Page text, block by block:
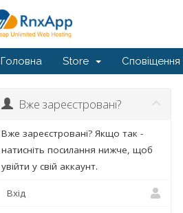
Головна Store Сповіщення
Вже зареєстровані?
Вже зареєстровані? Якщо так -
натисніть посилання нижче, щоб
увійти у свій аккаунт.
Вхід